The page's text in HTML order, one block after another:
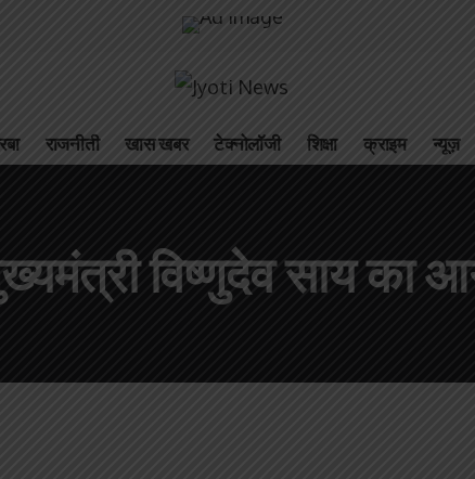
राजनीती खास खबर टेक्नोलॉजी शिक्षा क्राइम न्यूज़
विष्णुदेव साय का